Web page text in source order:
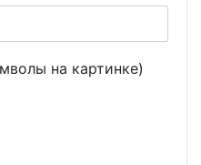
на картинке)